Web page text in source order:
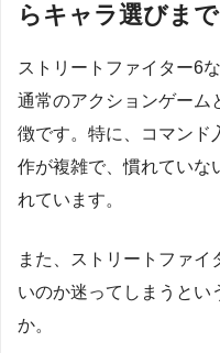
らキャラ選びまで
ストリートファイター6
通常のアクションゲーム
徴です。特に、コマンド
作が複雑で、慣れていな
れています。
また、ストリートファ
いのか迷ってしまうとい
か。